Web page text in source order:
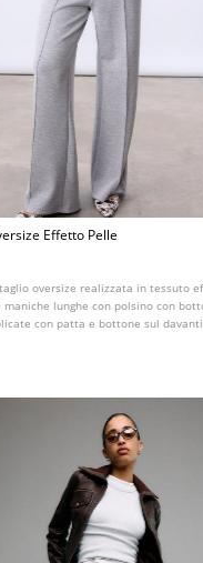
Effetto Pelle
oversize realizzata in tessuto
maniche lunghe con polsino con
con patta e bottone sul